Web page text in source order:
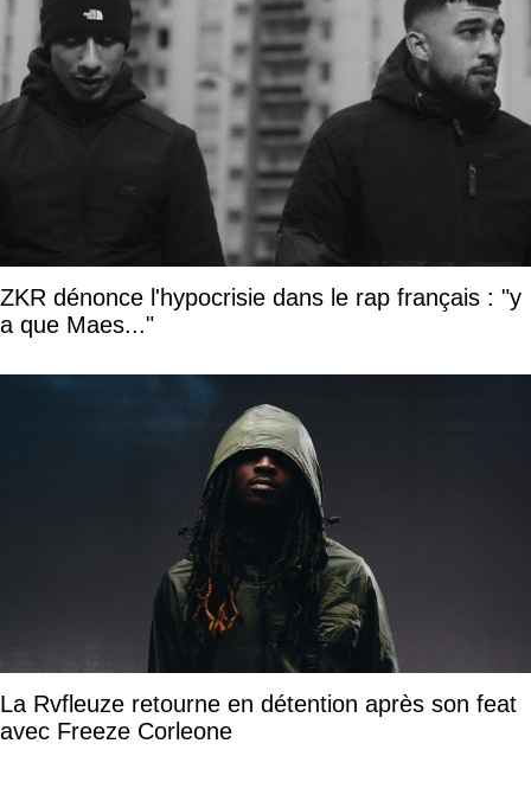
ZKR dénonce l'hypocrisie dans le rap français : "y
a que Maes..."
La Rvfleuze retourne en détention après son feat
avec Freeze Corleone